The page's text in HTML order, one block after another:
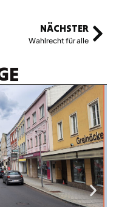
NÄCHSTER
Wahlrecht für alle